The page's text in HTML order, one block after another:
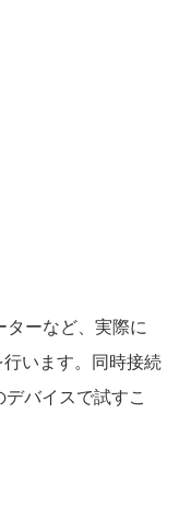
ーなど、実際に
います。同時接続
バイスで試すこ